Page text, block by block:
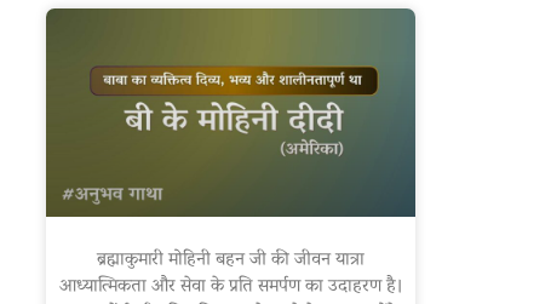
ब्रह्माकुमारी मोहिनी बहन जी की जीवन यात्रा
आध्यात्मिकता और सेवा के प्रति समर्पण का उदाहरण है।